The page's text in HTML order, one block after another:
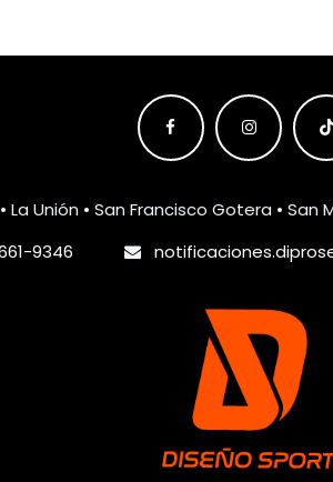
• La Unión • San Francisco Gotera • San
9346